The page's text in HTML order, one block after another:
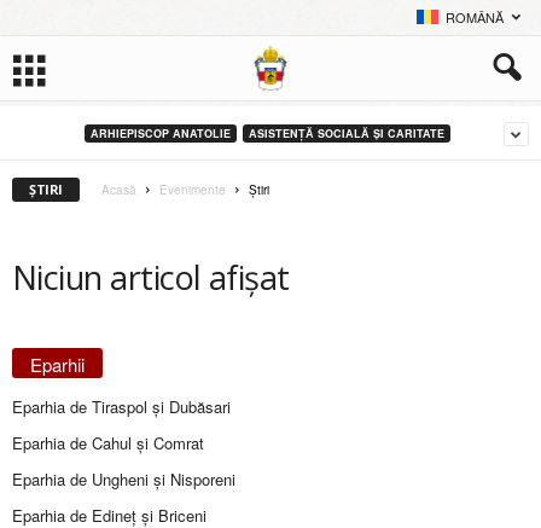
ROMÂNĂ
ARHIEPISCOP ANATOLIE ASISTENȚĂ SOCIALĂ ȘI CARITATE
ŞTIRI Acasă Evenimente Ştiri
Niciun articol afișat
Eparhii
Eparhia de Tiraspol și Dubăsari
Eparhia de Cahul și Comrat
Eparhia de Ungheni și Nisporeni
Eparhia de Edineţ şi Briceni